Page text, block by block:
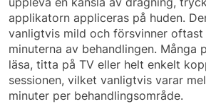
applikatorn appliceras på huden.
vanligtvis mild och försvinner
minuterna av behandlingen. Många
läsa, titta på TV eller helt enkelt
sessionen, vilket vanligtvis varar
minuter per behandlingsområde.